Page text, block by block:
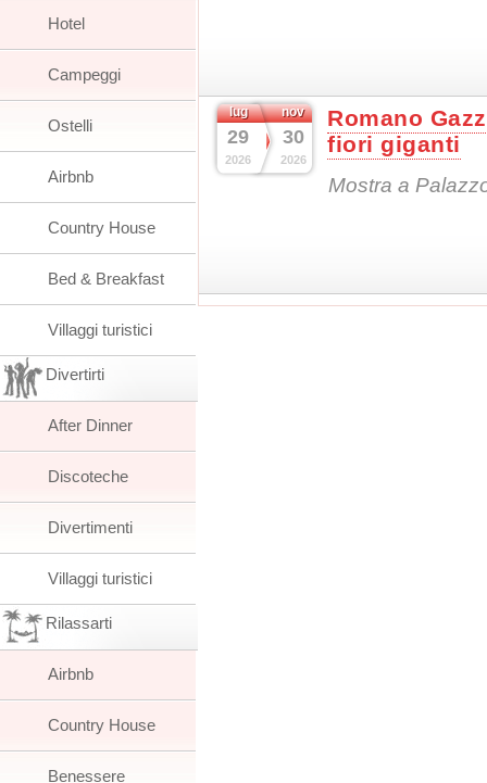
lug
29
2026
nov
30
2026
Romano
fiori giganti
Mostra a
Hotel
Campeggi
Ostelli
Airbnb
Country House
Bed & Breakfast
Villaggi turistici
Divertirti
After Dinner
Discoteche
Divertimenti
Villaggi turistici
Rilassarti
Airbnb
Country House
Benessere